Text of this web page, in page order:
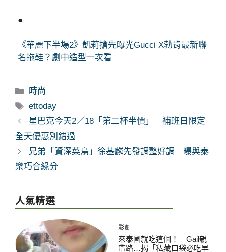
●
《華麗下半場2》凱莉搶先曝光Gucci X勃肯最新聯
名拖鞋？劇中造型一次看
分
類
時尚
標
籤
ettoday
星巴克今天2／18「第二杯半價」 補班日限定
全天優惠別錯過
兄弟「資深菜鳥」徐基麟先發調整好調 曝與泰
樂巧合緣分
人氣精選
影劇
來泰國就吃這個！ Gail親
帶路…揭「私藏口袋必吃早